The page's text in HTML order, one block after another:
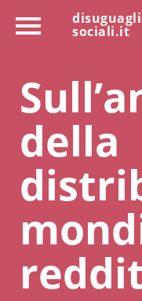
sociali.it
della